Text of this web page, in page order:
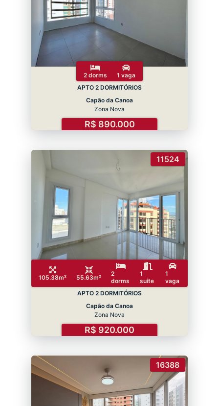
2 dorms
1 vaga
APTO 2 DORMITÓRIOS
Capão da Canoa
Zona Nova
R$ 890.000
11524
105.38m² 55.63m²
2
dorms
1
suíte
1
vaga
APTO 2 DORMITÓRIOS
Capão da Canoa
Zona Nova
R$ 920.000
16388